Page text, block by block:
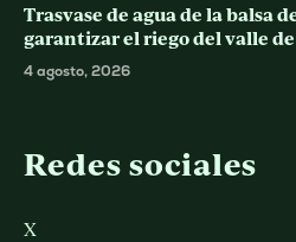
Trasvase de agua de la balsa
garantizar el riego del valle
4 agosto, 2026
Redes sociales
X